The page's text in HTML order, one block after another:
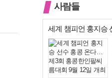
사람들